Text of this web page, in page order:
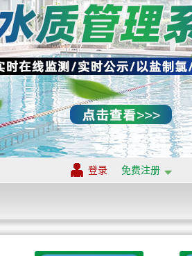
登录 免费注册